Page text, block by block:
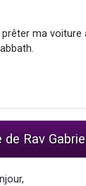
ma
Rav